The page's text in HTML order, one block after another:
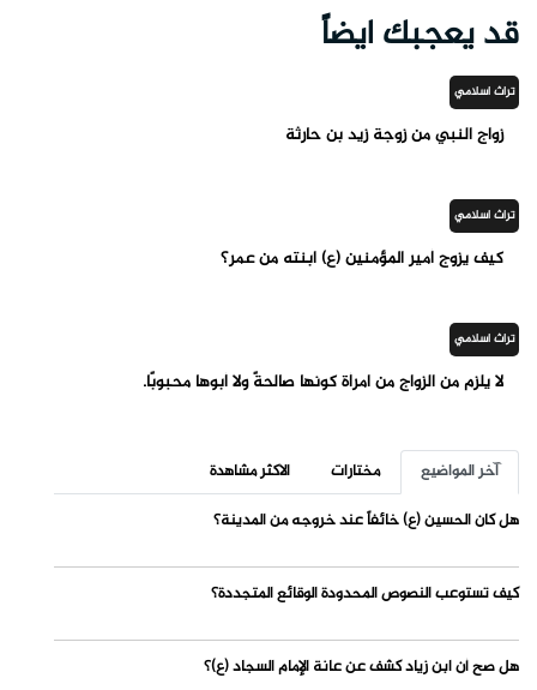
قد يعجبك ايضاً
تراث اسلامي
زواج النبي من زوجة زيد بن حارثة
تراث اسلامي
كيف يزوج أمير المؤمنين (ع) ابنته من عمر؟
تراث اسلامي
لا يلزم من الزواج من امرأة كونها صالحةً ولا أبوها محبوبًا.
آخر المواضيع مختارات
الاكثر مشاهدة
هل كان الحسين (ع) خائفاً عند خروجه من المدينة؟
كيف تستوعب النصوص المحدودة الوقائع المتجددة؟
هل صح أن ابن زياد كشف عن عانة الإمام السجاد (ع)؟